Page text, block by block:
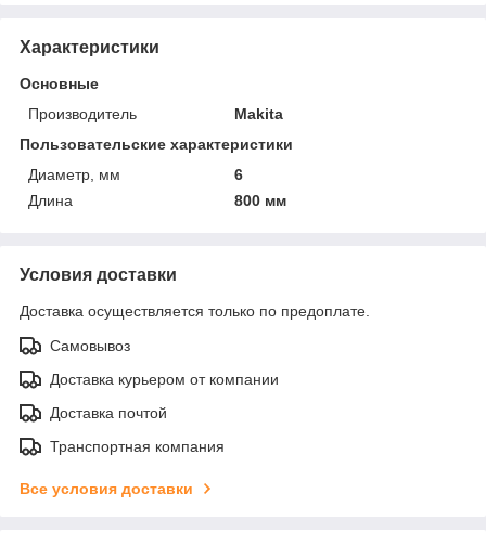
Характеристики
Основные
Производитель
Makita
Пользовательские характеристики
Диаметр, мм
6
Длина
800 мм
Условия доставки
Доставка осуществляется только по предоплате.
Самовывоз
Доставка курьером от компании
Доставка почтой
Транспортная компания
Все условия доставки